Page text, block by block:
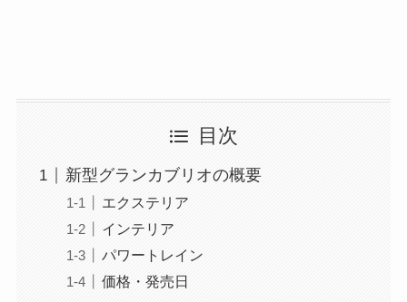
目次
新型グランカブリオの概要
エクステリア
インテリア
パワートレイン
価格・発売日